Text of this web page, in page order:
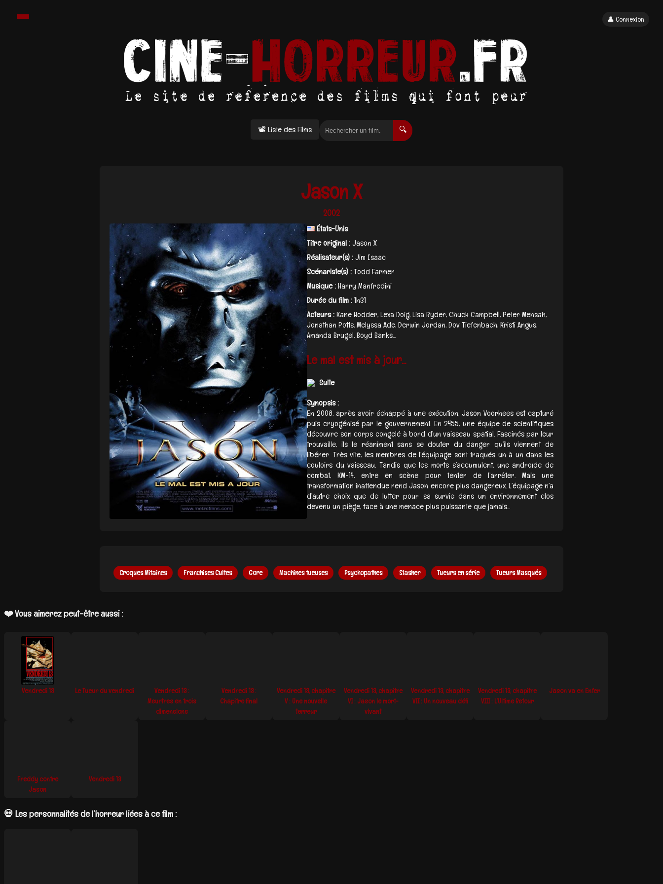
📽 Liste des Films 🔍
👤 Connexion
Jason X
2002
États-Unis
Titre original :Jason X
Réalisateur(s) :Jim Isaac
Scénariste(s) :Todd Farmer
Musique :Harry Manfredini
Durée du film :1h31
Acteurs :Kane Hodder, Lexa Doig, Lisa Ryder, Chuck Campbell, Peter Mensah,
Jonathan Potts, Melyssa Ade, Derwin Jordan, Dov Tiefenbach, Kristi Angus,
Amanda Brugel, Boyd Banks...
Le mal est mis à jour...
Suite
Synopsis :
En 2008, après avoir échappé à une exécution, Jason Voorhees est capturé
puis cryogénisé par le gouvernement. En 2455, une équipe de scientifiques
découvre son corps congelé à bord d’un vaisseau spatial. Fascinés par leur
trouvaille, ils le réaniment sans se douter du danger qu’ils viennent de
libérer. Très vite, les membres de l’équipage sont traqués un à un dans les
couloirs du vaisseau. Tandis que les morts s’accumulent, une androïde de
combat, KM-14, entre en scène pour tenter de l’arrêter. Mais une
transformation inattendue rend Jason encore plus dangereux. L’équipage n’a
d’autre choix que de lutter pour sa survie dans un environnement clos
devenu un piège, face à une menace plus puissante que jamais...
Croques Mitaines Franchises Cultes Gore Machines tueuses Psychopathes Slasher Tueurs en série Tueurs Masqués
❤️ Vous aimerez peut-être aussi :
Vendredi 13 Le Tueur du vendredi
Vendredi 13 :
Meurtres en trois
dimensions
Vendredi 13 :
Chapitre final
Vendredi 13, chapitre
V : Une nouvelle
terreur
Vendredi 13, chapitre
VI : Jason le mort-
vivant
Vendredi 13, chapitre
VII : Un nouveau défi
Vendredi 13, chapitre
VIII : L’Ultime Retour
Jason va en Enfer
Freddy contre
Jason
Vendredi 13
💀 Les personnalités de l’horreur liées à ce film :